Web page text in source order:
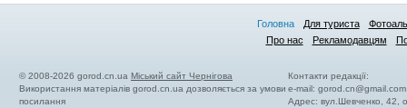
Головна Для туриста
Про нас
Рекламодавцям
© 2008-2026 gorod.cn.ua Міський сайт Чернігова
Використання матеріалів gorod.cn.ua дозволяється за умови
посилання
Контакти редакції:
e-mail:gorod.cn@gmail.com
Адрес: вул.Шевченко, 42,